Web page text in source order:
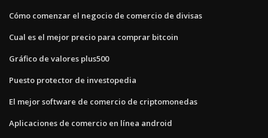
Cómo comenzar el negocio de comercio de divisas
Cual es el mejor precio para comprar bitcoin
Gráfico de valores plus500
Puesto protector de investopedia
El mejor software de comercio de criptomonedas
Aplicaciones de comercio en línea android